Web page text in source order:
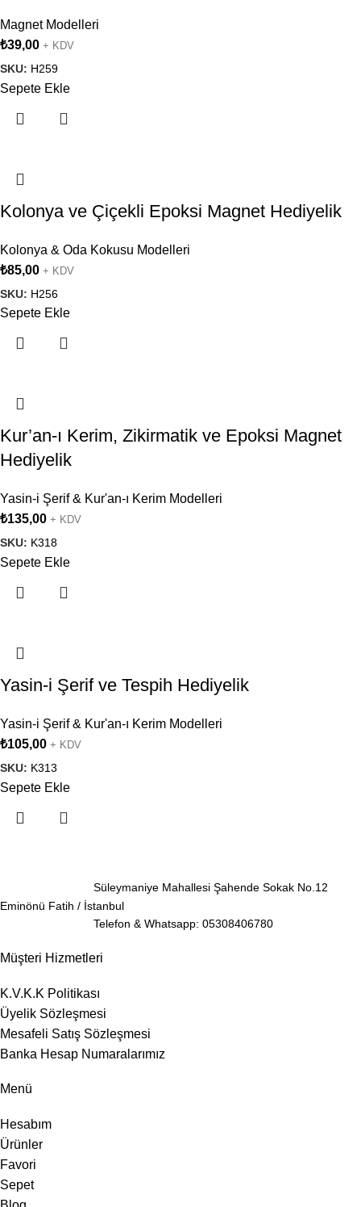
Magnet Modelleri
₺39,00 + KDV
SKU: H259
Sepete Ekle
Kolonya ve Çiçekli Epoksi Magnet Hediyelik
Kolonya & Oda Kokusu Modelleri
₺85,00 + KDV
SKU: H256
Sepete Ekle
Kur’an-ı Kerim, Zikirmatik ve Epoksi Magnet
Hediyelik
Yasin-i Şerif & Kur'an-ı Kerim Modelleri
₺135,00 + KDV
SKU: K318
Sepete Ekle
Yasin-i Şerif ve Tespih Hediyelik
Yasin-i Şerif & Kur'an-ı Kerim Modelleri
₺105,00 + KDV
SKU: K313
Sepete Ekle
Süleymaniye Mahallesi Şahende Sokak No.12
Eminönü Fatih / İstanbul
Telefon & Whatsapp: 05308406780
Müşteri Hizmetleri
K.V.K.K Politikası
Üyelik Sözleşmesi
Mesafeli Satış Sözleşmesi
Banka Hesap Numaralarımız
Menü
Hesabım
Ürünler
Favori
Sepet